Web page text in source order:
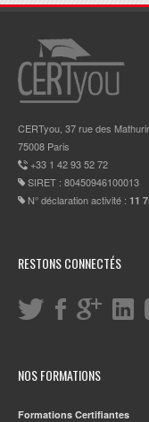
CERTyou, 37 rue des
75008 Paris
+33 1 42 93 52 72
SIRET : 80450946100013
N° déclaration activité : 11
RESTONS CONNECTÉS
NOS FORMATIONS
Formations Certifiantes